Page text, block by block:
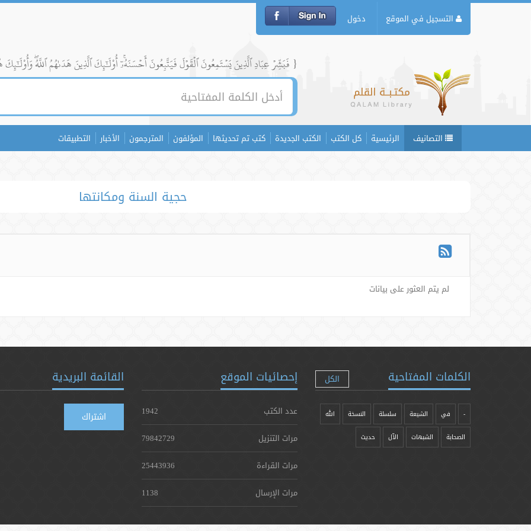
التسجيل في الموقع دخول
{ فَبَشِّرۡ عِبَادِ ٱلَّذِينَ يَسۡتَمِعُونَ ٱلۡقَوۡلَ فَيَتَّبِعُونَ أَحۡسَنَهُۥٓۚ أُوْلَٰٓئِكَ ٱلَّذِينَ هَدَىٰهُمُ ٱللَّهُۖ وَأُوْلَٰٓئِكَ
التصانيف الرئيسية كل الكتب الكتب الجديدة كتب تم تحديثها المؤلفون المترجمون الأخبار التطبيقات
حجية السنة ومكانتها
لم يتم العثور على بيانات
الكلمات المفتاحية الكل
- في الشيعة سلسلة النسخة الله
الصحابة الشبهات الآل حدیث
إحصائيات الموقع
عدد الكتب
1942
مرات التنزيل
79842729
مرات القراءة
25443936
مرات الإرسال
1138
القائمة البريدية
اشتراك